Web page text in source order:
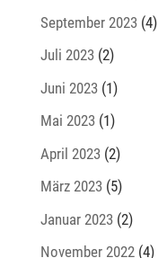
September 2023(4)
Juli 2023(2)
Juni 2023(1)
Mai 2023(1)
April 2023(2)
März 2023(5)
Januar 2023(2)
November 2022(4)